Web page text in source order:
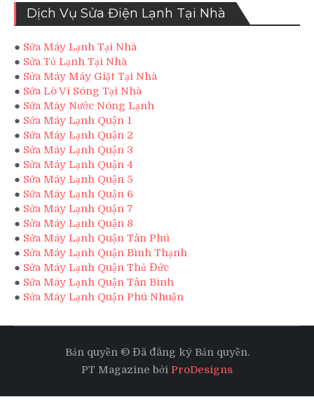
Dịch Vụ Sửa Điện Lạnh Tại Nhà
● Sửa Máy Lạnh Tại Nhà
● Sửa Tủ Lạnh Tại Nhà
● Sửa Máy Máy Giặt Tại Nhà
● Sửa Lò Vi Sóng Tại Nhà
● Sửa Máy Nước Nóng Lạnh
● Sửa Máy Lạnh Quận 1
● Sửa Máy Lạnh Quận 2
● Sửa Máy Lạnh Quận 3
● Sửa Máy Lạnh Quận 4
● Sửa Máy Lạnh Quận 5
● Sửa Máy Lạnh Quận 6
● Sửa Máy Lạnh Quận 7
● Sửa Máy Lạnh Quận 8
● Sửa Máy Lạnh Quận Tân Phú
● Sửa Máy Lạnh Quận Bình Thạnh
● Sửa Máy Lạnh Quận Thủ Đức
● Sửa Máy Lạnh Quận Tân Bình
● Sửa Máy Lạnh Quận Phú Nhuận
Bản quyền © Đã đăng ký Bản quyền.
PT Magazine bởi ProDesigns